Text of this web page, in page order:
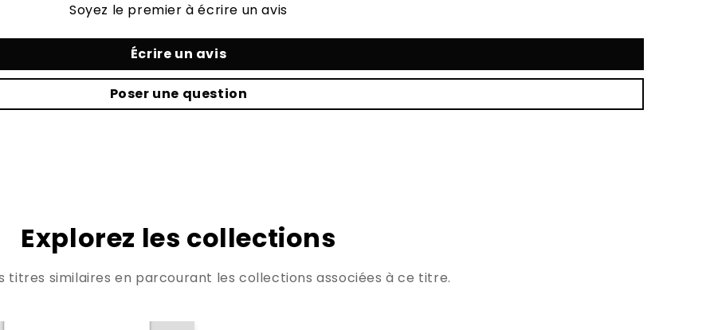
Soyez le premier à écrire un avis
Écrire un avis
Poser une question
Explorez les collections
titres similaires en parcourant les collections associées à ce titre.